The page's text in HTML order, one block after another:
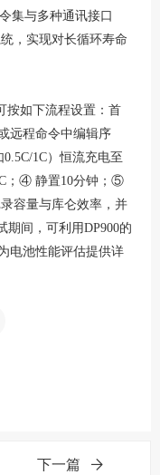
集与多种通讯接口
，实现对长循环寿命
按如下流程设置：首
远程命令中编辑序
1C）恒流充电至
；④ 静置10分钟；⑤
容量与库仑效率，并
期间，可利用DP900的
电池性能评估提供详
下一篇